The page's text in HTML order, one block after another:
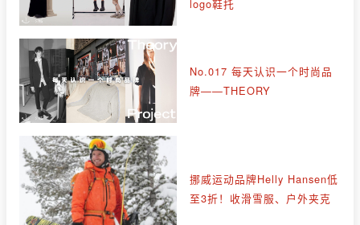
logo鞋托
No.017 每天认识一个时尚品
牌——THEORY
挪威运动品牌Helly Hansen低
至3折！收滑雪服、户外夹克